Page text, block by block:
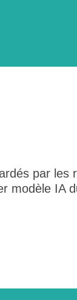
par les
modèle IA